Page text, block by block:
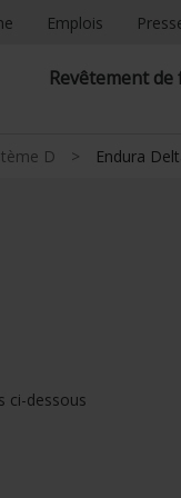
Emplois
Revêtement de
D > Endura
ci-dessous